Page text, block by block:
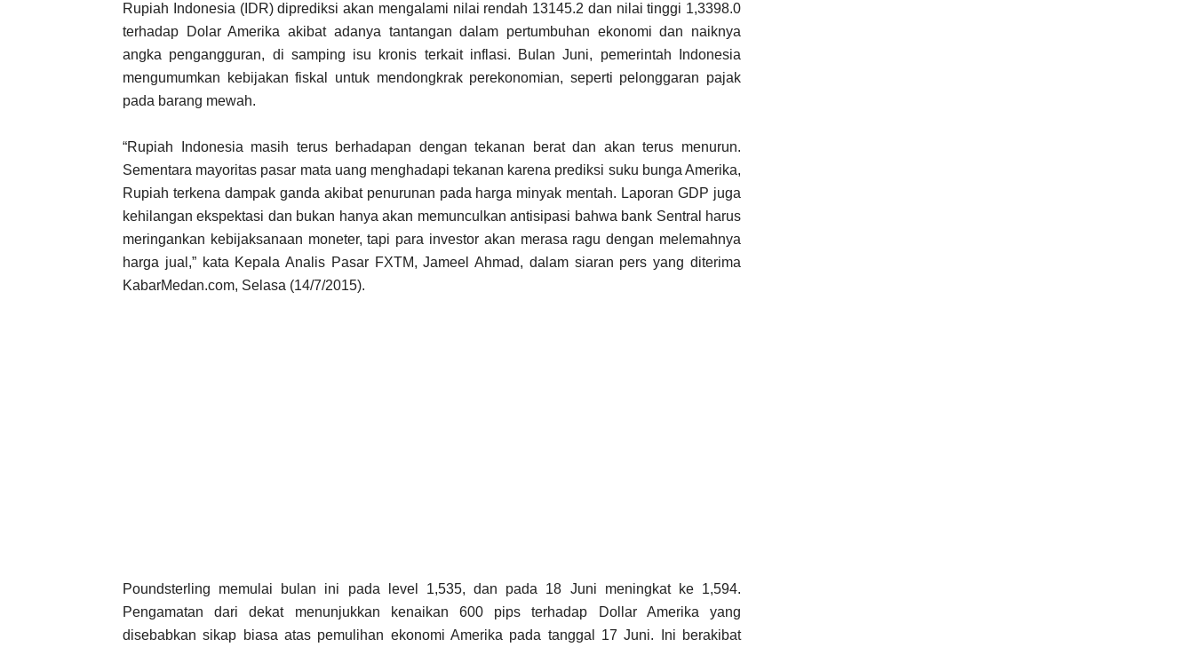
Rupiah Indonesia (IDR) diprediksi akan mengalami nilai rendah 13145.2 dan nilai tinggi 1,3398.0
terhadap Dolar Amerika akibat adanya tantangan dalam pertumbuhan ekonomi dan naiknya
angka pengangguran, di samping isu kronis terkait inflasi. Bulan Juni, pemerintah Indonesia
mengumumkan kebijakan fiskal untuk mendongkrak perekonomian, seperti pelonggaran pajak
pada barang mewah.
“Rupiah Indonesia masih terus berhadapan dengan tekanan berat dan akan terus menurun.
Sementara mayoritas pasar mata uang menghadapi tekanan karena prediksi suku bunga Amerika,
Rupiah terkena dampak ganda akibat penurunan pada harga minyak mentah. Laporan GDP juga
kehilangan ekspektasi dan bukan hanya akan memunculkan antisipasi bahwa bank Sentral harus
meringankan kebijaksanaan moneter, tapi para investor akan merasa ragu dengan melemahnya
harga jual,” kata Kepala Analis Pasar FXTM, Jameel Ahmad, dalam siaran pers yang diterima
KabarMedan.com, Selasa (14/7/2015).
Poundsterling memulai bulan ini pada level 1,535, dan pada 18 Juni meningkat ke 1,594.
Pengamatan dari dekat menunjukkan kenaikan 600 pips terhadap Dollar Amerika yang
disebabkan sikap biasa atas pemulihan ekonomi Amerika pada tanggal 17 Juni. Ini berakibat